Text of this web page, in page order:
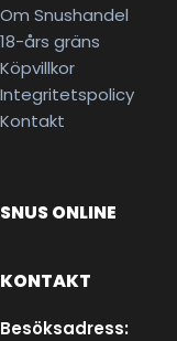
Om Snushandel
18-års gräns
Köpvillkor
Integritetspolicy
Kontakt
SNUS ONLINE
KONTAKT
Besöksadress: